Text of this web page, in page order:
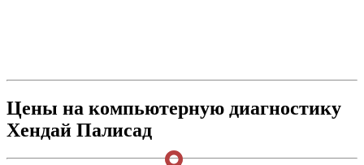
Цены на компьютерную диагностику
Хендай Палисад